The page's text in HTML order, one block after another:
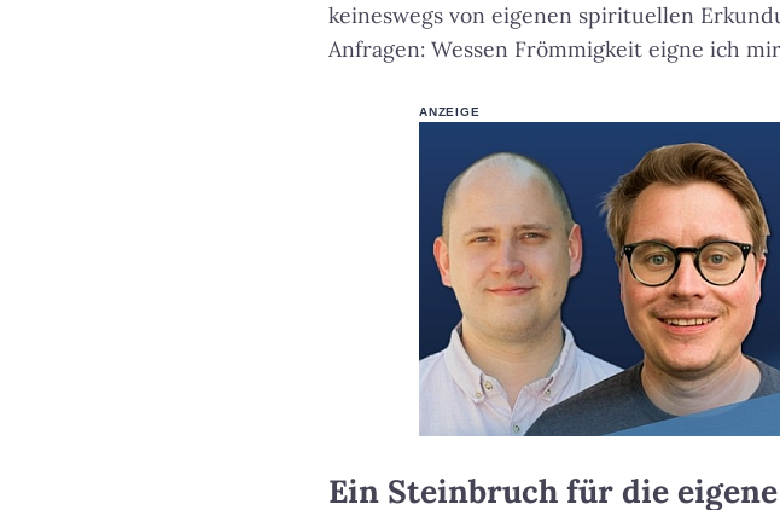
keineswegs von eigenen spirituellen
Anfragen: Wessen Frömmigkeit eigne ich
ANZEIGE
Ein Steinbruch für die